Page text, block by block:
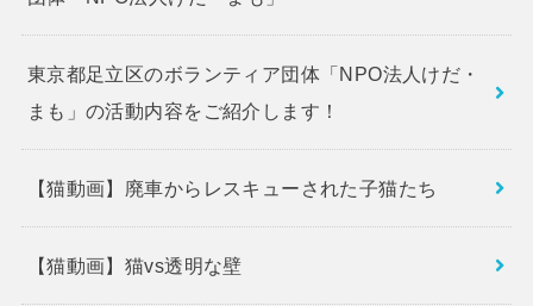
東京都足立区のボランティア団体「NPO法人けだ・
まも」の活動内容をご紹介します！
【猫動画】廃車からレスキューされた子猫たち
【猫動画】猫vs透明な壁